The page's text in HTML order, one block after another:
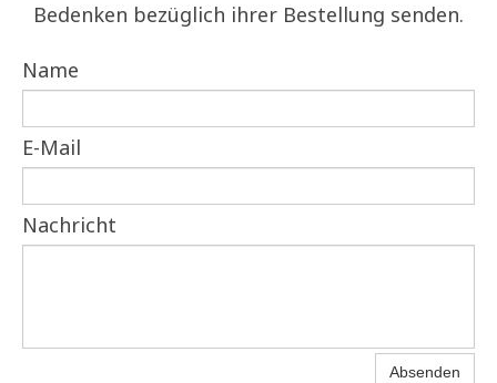
Bedenken bezüglich ihrer Bestellung senden.
Name
E-Mail
Nachricht
Absenden